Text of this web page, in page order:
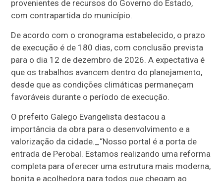
provenientes de recursos do Governo do Estado,
com contrapartida do município.
De acordo com o cronograma estabelecido, o prazo
de execução é de 180 dias, com conclusão prevista
para o dia 12 de dezembro de 2026. A expectativa é
que os trabalhos avancem dentro do planejamento,
desde que as condições climáticas permaneçam
favoráveis durante o período de execução.
O prefeito Galego Evangelista destacou a
importância da obra para o desenvolvimento e a
valorização da cidade._“Nosso portal é a porta de
entrada de Perobal. Estamos realizando uma reforma
completa para oferecer uma estrutura mais moderna,
bonita e acolhedora para todos que chegam ao